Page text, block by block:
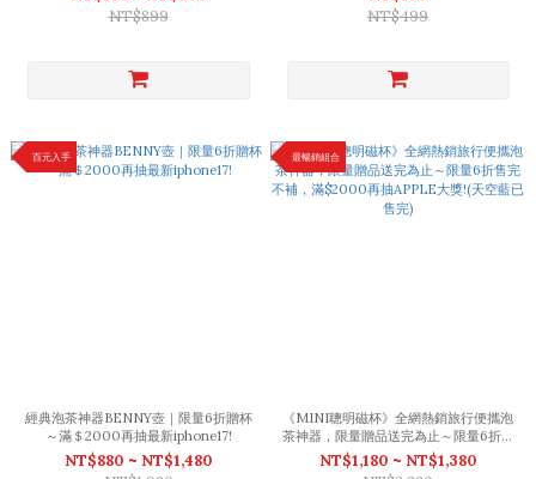
NT$899
NT$499
百元入手
經典泡茶神器BENNY壺｜限量6折贈杯
～滿＄2000再抽最新iphone17!
NT$880 ~ NT$1,480
最暢銷組合
《MINI聰明磁杯》全網熱銷旅行便攜泡
茶神器，限量贈品送完為止～限量6折售
完不補，滿$2000再抽APPLE大獎!(天
空藍已售完)
NT$1,180 ~ NT$1,380